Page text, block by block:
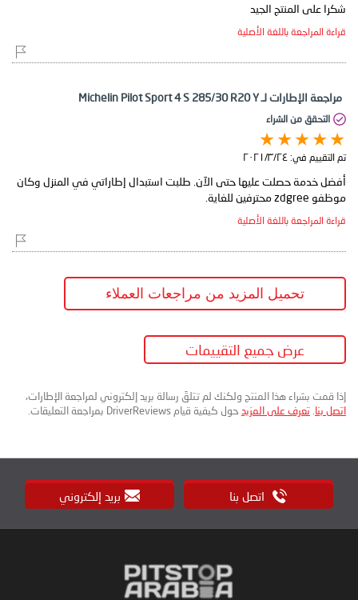
شكرا على المنتج الجيد
قراءة المراجعة باللغة الأصلية
مراجعة الإطارات لـ Michelin Pilot Sport 4 S 285/30 R20 Y
التحقق من الشراء
تم التقييم في: ٢٤‏/٣‏/٢٠٢١
أفضل خدمة حصلت عليها حتى الآن. طلبت استبدال إطاراتي في المنزل وكان
موظفو zdgree محترفين للغاية.
قراءة المراجعة باللغة الأصلية
تحميل المزيد من مراجعات العملاء
عرض جميع التقييمات
إذا قمت بشراء هذا المنتج ولكنك لم تتلقَ رسالة بريد إلكتروني لمراجعة الإطارات،
اتصل بنا تعرف على المزيد حول كيفية قيام DriverReviews بمراجعة التعليقات.
اتصل بنا بريد إلكتروني